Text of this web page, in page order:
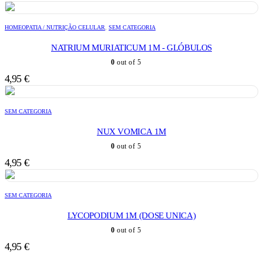
HOMEOPATIA / NUTRIÇÃO CELULAR SEM CATEGORIA
NATRIUM MURIATICUM 1M - GLÓBULOS
0 out of 5
4,95 €
SEM CATEGORIA
NUX VOMICA 1M
0 out of 5
4,95 €
SEM CATEGORIA
LYCOPODIUM 1M (DOSE UNICA)
0 out of 5
4,95 €